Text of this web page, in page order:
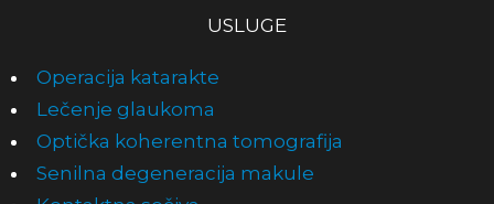
USLUGE
Operacija katarakte
Lečenje glaukoma
Optička koher­entna tomo­grafija
Senilna degeneracija makule